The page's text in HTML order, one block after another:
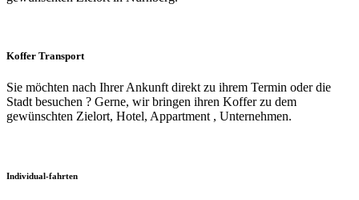
Koffer Transport
Sie möchten nach Ihrer Ankunft direkt zu ihrem Termin oder die
Stadt besuchen ? Gerne, wir bringen ihren Koffer zu dem
gewünschten Zielort, Hotel, Appartment , Unternehmen.
Individual-fahrten